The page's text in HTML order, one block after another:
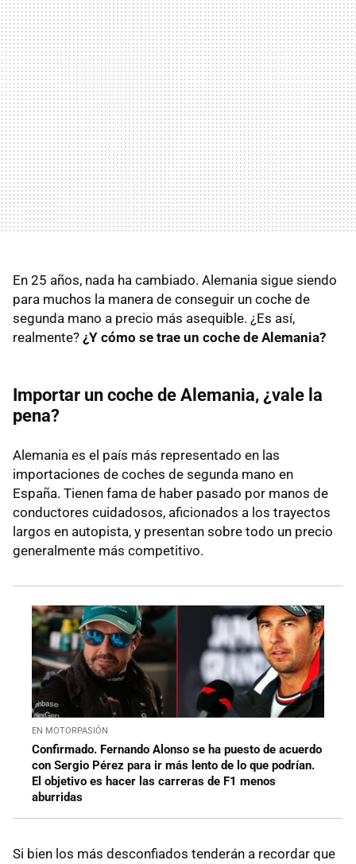
En 25 años, nada ha cambiado. Alemania sigue siendo
para muchos la manera de conseguir un coche de
segunda mano a precio más asequible. ¿Es así,
realmente? ¿Y cómo se trae un coche de Alemania?
Importar un coche de Alemania, ¿vale la
pena?
Alemania es el país más representado en las
importaciones de coches de segunda mano en
España. Tienen fama de haber pasado por manos de
conductores cuidadosos, aficionados a los trayectos
largos en autopista, y presentan sobre todo un precio
generalmente más competitivo.
EN MOTORPASIÓN
Confirmado. Fernando Alonso se ha puesto de acuerdo
con Sergio Pérez para ir más lento de lo que podrían.
El objetivo es hacer las carreras de F1 menos
aburridas
Si bien los más desconfiados tenderán a recordar que